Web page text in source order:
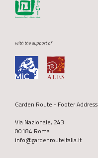
with the support of
Garden Route - Footer Address
Via Nazionale, 243
00184 Roma
info@gardenrouteitalia.it